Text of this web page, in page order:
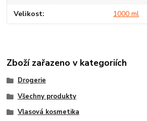
Velikost 1000 ml
Zboží zařazeno v kategoriích
Drogerie
Všechny produkty
Vlasová kosmetika